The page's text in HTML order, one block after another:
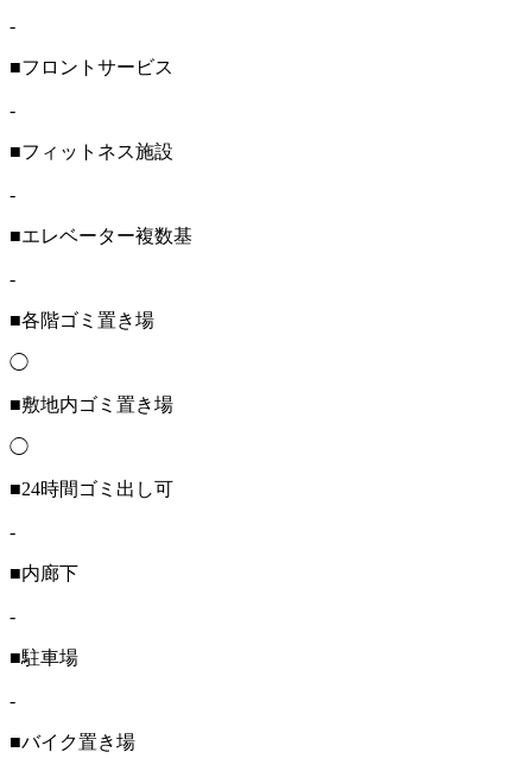
-
■フロントサービス
-
■フィットネス施設
-
■エレベーター複数基
-
■各階ゴミ置き場
◯
■敷地内ゴミ置き場
◯
■24時間ゴミ出し可
-
■内廊下
-
■駐車場
-
■バイク置き場